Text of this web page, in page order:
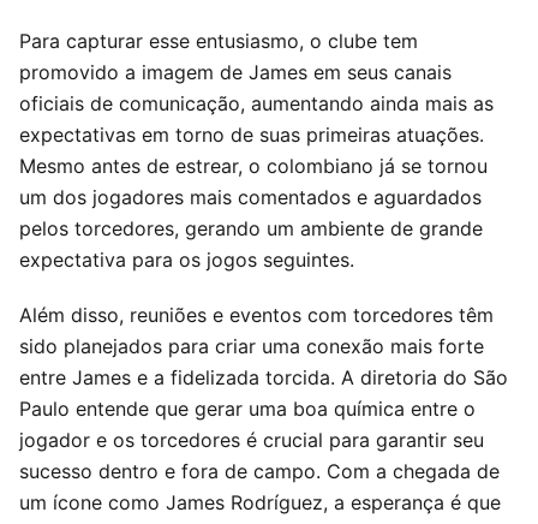
Para capturar esse entusiasmo, o clube tem
promovido a imagem de James em seus canais
oficiais de comunicação, aumentando ainda mais as
expectativas em torno de suas primeiras atuações.
Mesmo antes de estrear, o colombiano já se tornou
um dos jogadores mais comentados e aguardados
pelos torcedores, gerando um ambiente de grande
expectativa para os jogos seguintes.
Além disso, reuniões e eventos com torcedores têm
sido planejados para criar uma conexão mais forte
entre James e a fidelizada torcida. A diretoria do São
Paulo entende que gerar uma boa química entre o
jogador e os torcedores é crucial para garantir seu
sucesso dentro e fora de campo. Com a chegada de
um ícone como James Rodríguez, a esperança é que